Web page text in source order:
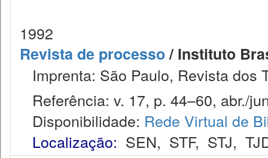
1992
Revista de processo/ Instituto
Imprenta: São Paulo, Revista dos
Referência: v. 17, p. 44–60, abr./
Disponibilidade: Rede Virtual de
Localização: SEN, STF, STJ,